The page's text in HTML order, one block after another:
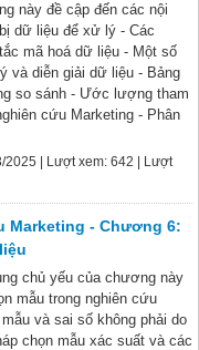
này đề cập đến các nội
dữ liệu để xử lý - Các
mã hoá dữ liệu - Một số
và diễn giải dữ liệu - Bảng
so sánh - Ước lượng tham
cứu Marketing - Phân
2025 | Lượt xem: 642 | Lượt
Marketing - Chương 6:
chủ yếu của chương này
mẫu trong nghiên cứu
và sai số không phải do
chọn mẫu xác suất và các